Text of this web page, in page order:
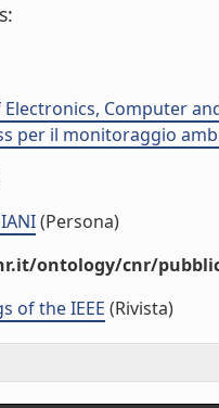
Computer
per il monitoraggio
(Persona)
ontology/cnr/
of the IEEE (Rivista)